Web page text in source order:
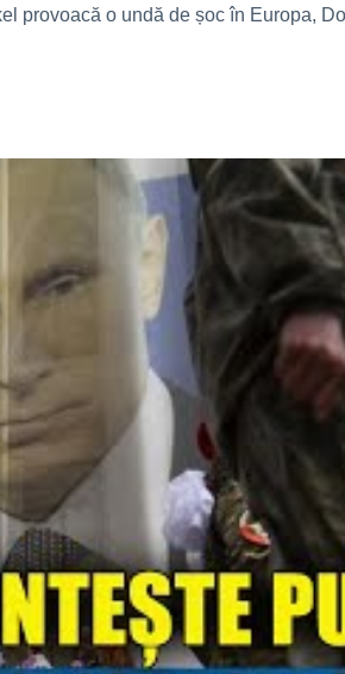
provoacă o undă de șoc în Europa,